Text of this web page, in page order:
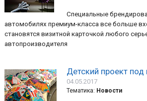
Специальные
автомобилях премиум-класса все больше
становятся визитной карточкой любого
автопроизводителя
Детский проект
04.05.2017
Тематика: Новости